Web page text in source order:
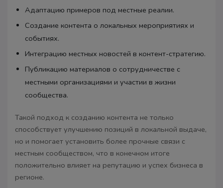
Адаптацию примеров под местные реалии.
Создание контента о локальных мероприятиях и
событиях.
Интеграцию местных новостей в контент-стратегию.
Публикацию материалов о сотрудничестве с
местными организациями и участии в жизни
сообщества.
Такой подход к созданию контента не только
способствует улучшению позиций в локальной выдаче,
но и помогает установить более прочные связи с
местным сообществом, что в конечном итоге
положительно влияет на репутацию и успех бизнеса в
регионе.